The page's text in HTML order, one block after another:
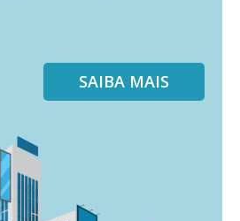
SAIBA MAIS